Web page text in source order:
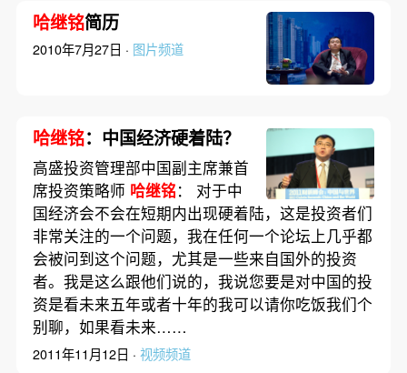
哈继铭简历
2010年7月27日 · 图片频道
哈继铭：中国经济硬着陆？
高盛投资管理部中国副主席兼首
席投资策略师 哈继铭： 对于中
国经济会不会在短期内出现硬着陆，这是投资者们
非常关注的一个问题，我在任何一个论坛上几乎都
会被问到这个问题，尤其是一些来自国外的投资
者。我是这么跟他们说的，我说您要是对中国的投
资是看未来五年或者十年的我可以请你吃饭我们个
别聊，如果看未来……
2011年11月12日 · 视频频道